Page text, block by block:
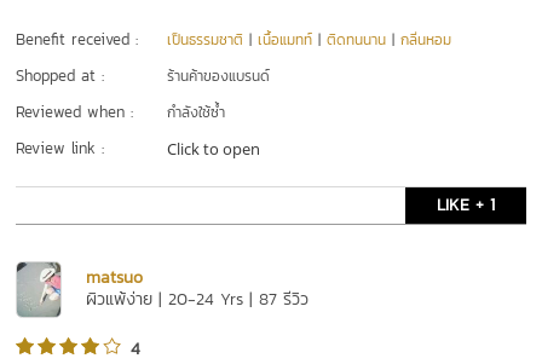
Benefit received : เป็นธรรมชาติ |เนื้อแมทท์ |ติดทนนาน |กลิ่นหอม
Shopped at : ร้านค้าของแบรนด์
Reviewed when : กำลังใช้ซ้ำ
Review link : Click to open
LIKE + 1
matsuo
ผิวแพ้ง่าย | 20-24 Yrs | 87 รีวิว
4